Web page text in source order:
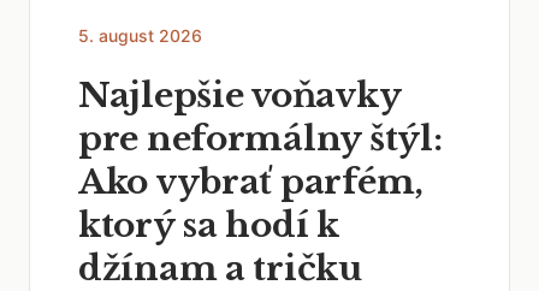
5. august 2026
Najlepšie voňavky
pre neformálny štýl:
Ako vybrať parfém,
ktorý sa hodí k
džínam a tričku